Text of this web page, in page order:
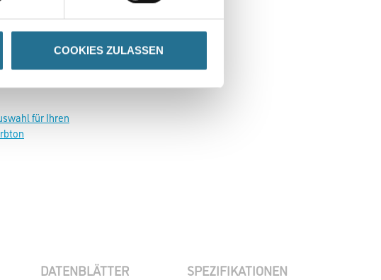
COOKIES ZULASSEN
für Ihren
DATENBLÄTTER SPEZIFIKATIONEN